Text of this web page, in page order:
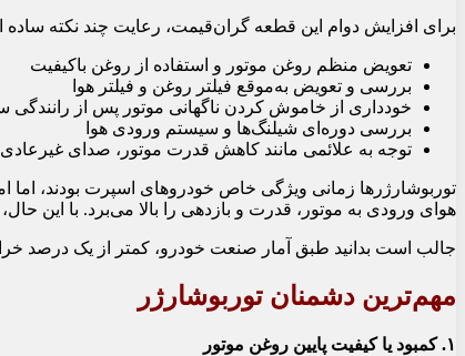
برای افزایش دوام این قطعه گران‌قیمت، رعایت چند نکته
تعویض منظم روغن موتور و استفاده از روغن باکیفیت
بررسی و تعویض به‌موقع فیلتر روغن و فیلتر هوا
خودداری از خاموش کردن ناگهانی موتور پس از رانندگی
بررسی دوره‌ای شیلنگ‌ها و سیستم ورودی هوا
توجه به علائمی مانند کاهش قدرت موتور، صدای غیرعادی
توربوشارژرها زمانی ویژگی خاص خودروهای اسپرت بودند، اما
هوای ورودی به موتور، قدرت و بازدهی را بالا می‌برد. با
جالب است بدانید طبق آمار صنعت خودرو، کمتر از یک درصد
مهم‌ترین دشمنان توربوشارژر
۱. کمبود یا کیفیت پایین روغن موتور